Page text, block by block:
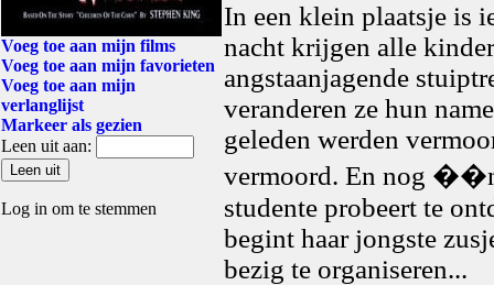
Voeg toe aan mijn films
Voeg toe aan mijn favorieten
Voeg toe aan mijn
verlanglijst
Markeer als gezien
Leen uit aan:
Log in om te stemmen
In een klein plaatsje is
nacht krijgen alle
angstaanjagende
veranderen ze hun
geleden werden
vermoord. En nog
studente probeert te
begint haar jongste
bezig te organiseren...